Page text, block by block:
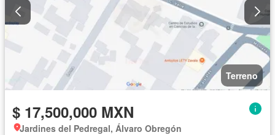
Terreno
$ 17,500,000 MXN
Jardines del Pedregal, Álvaro Obregón